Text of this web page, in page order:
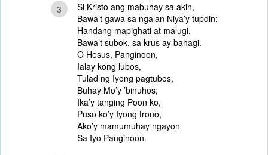
3
Si Kristo ang mabuhay sa akin,
Bawa’t gawa sa ngalan Niya’y tupdin;
Handang mapighati at malugi,
Bawa’t subok, sa krus ay bahagi.
O Hesus, Panginoon,
Ialay kong lubos,
Tulad ng Iyong pagtubos,
Buhay Mo’y ’binuhos;
Ika’y tanging Poon ko,
Puso ko’y Iyong trono,
Ako’y mamumuhay ngayon
Sa Iyo Panginoon.